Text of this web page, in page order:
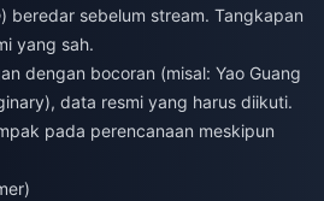
) beredar sebelum stream. Tangkapan
yang sah.
dengan bocoran (misal: Yao Guang
data resmi yang harus diikuti.
pada perencanaan meskipun